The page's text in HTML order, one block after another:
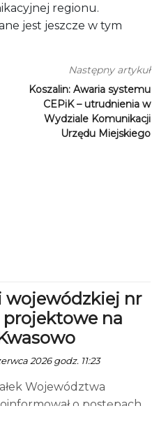
regionu.
jest jeszcze w tym
Następny artykuł
Koszalin: Awaria systemu
CEPiK – utrudnienia w
Wydziale Komunikacji
Urzędu Miejskiego
wojewódzkiej nr
projektowe na
2026 godz. 11:23
Województwa
o postępach